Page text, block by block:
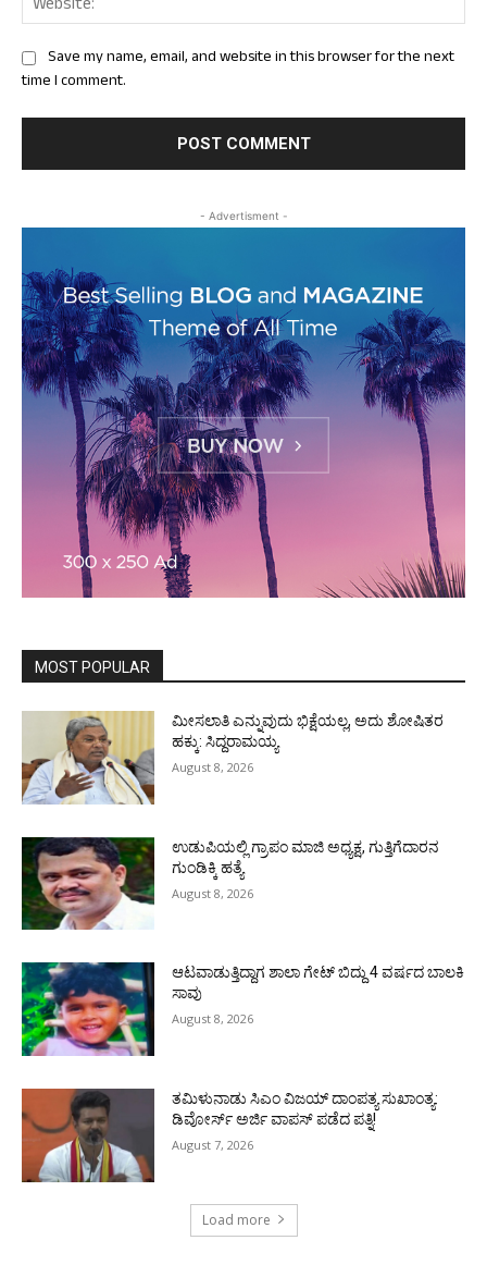
Save my name, email, and website in this browser for the next
time I comment.
- Advertisment -
MOST POPULAR
ಮೀಸಲಾತಿ ಎನ್ನುವುದು ಭಿಕ್ಷೆಯಲ್ಲ, ಅದು ಶೋಷಿತರ
ಹಕ್ಕು: ಸಿದ್ದರಾಮಯ್ಯ
August 8, 2026
ಉಡುಪಿಯಲ್ಲಿ ಗ್ರಾಪಂ ಮಾಜಿ ಅಧ್ಯಕ್ಷ, ಗುತ್ತಿಗೆದಾರನ
ಗುಂಡಿಕ್ಕಿ ಹತ್ಯೆ
August 8, 2026
ಆಟವಾಡುತ್ತಿದ್ದಾಗ ಶಾಲಾ ಗೇಟ್‌ ಬಿದ್ದು 4 ವರ್ಷದ ಬಾಲಕಿ
ಸಾವು
August 8, 2026
ತಮಿಳುನಾಡು ಸಿಎಂ ವಿಜಯ್‌ ದಾಂಪತ್ಯ ಸುಖಾಂತ್ಯ:
ಡಿವೋರ್ಸ್‌ ಅರ್ಜಿ ವಾಪಸ್‌ ಪಡೆದ ಪತ್ನಿ!
August 7, 2026
Load more